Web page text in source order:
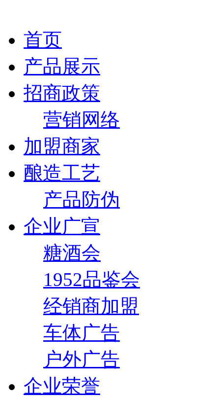
首页
产品展示
招商政策
营销网络
加盟商家
酿造工艺
产品防伪
企业广宣
糖酒会
1952品鉴会
经销商加盟
车体广告
户外广告
企业荣誉